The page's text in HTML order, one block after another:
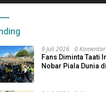
9 Juli 2026 0 Komentar
Fans Diminta Taati
Nobar Piala Dunia